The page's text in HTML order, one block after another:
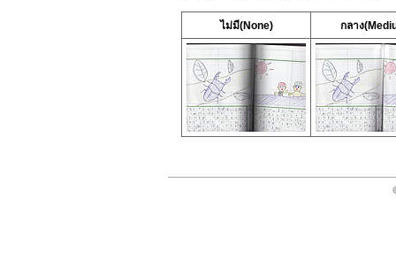
ไม่มี(None) กลาง